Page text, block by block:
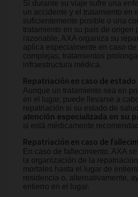
Si durante su viaje sufre una
un accidente y el tratamiento en
suficientemente posible o una
tratamiento en su país de origen
razonable, AXA organiza su
aplica especialmente en caso
complejas, tratamientos
infraestructura médica.
Repatriación en caso de
Aunque un tratamiento sea en
en el lugar, puede llevarse a
repatriación si su estado de
atención especializada en su
si está médicamente
Repatriación en caso de
En caso de fallecimiento, AXA
la organización de la
mortales hasta el lugar de
residencia o, alternativamente,
entierro en el lugar.